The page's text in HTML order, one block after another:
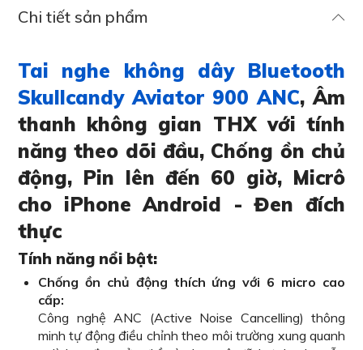
Chi tiết sản phẩm
Tai nghe không dây Bluetooth
Skullcandy Aviator 900 ANC, Âm
thanh không gian THX với tính
năng theo dõi đầu, Chống ồn chủ
động, Pin lên đến 60 giờ, Micrô
cho iPhone Android - Đen đích
thực
Tính năng nổi bật:
Chống ồn chủ động thích ứng với 6 micro cao
cấp:
Công nghệ ANC (Active Noise Cancelling) thông
minh tự động điều chỉnh theo môi trường xung quanh